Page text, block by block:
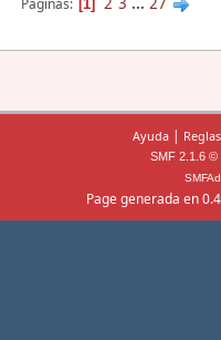
Páginas 1
Ayuda |
SMF 2.1.6 ©
Page generada en